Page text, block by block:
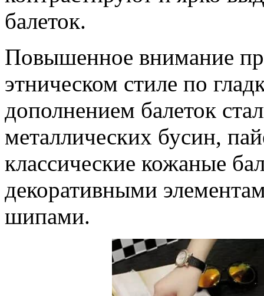
балеток.
Повышенное внимание
этническом стиле по
дополнением балеток
металлических бусин,
классические кожаные
декоративными
шипами.